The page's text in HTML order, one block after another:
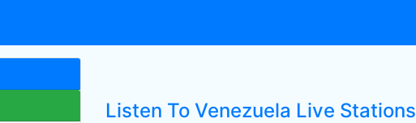
Listen To Venezuela Live Stations